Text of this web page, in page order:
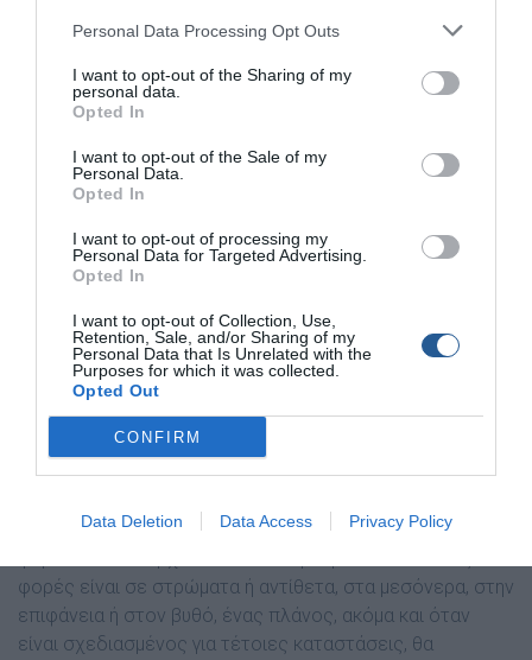
Personal Data Processing Opt Outs
I want to opt-out of the Sharing of my
personal data.
Opted In
I want to opt-out of the Sale of my
Personal Data.
Opted In
I want to opt-out of processing my
Personal Data for Targeted Advertising.
Opted In
I want to opt-out of Collection, Use,
Retention, Sale, and/or Sharing of my
Personal Data that Is Unrelated with the
Purposes for which it was collected.
Opted Out
CONFIRM
Data Deletion Data Access Privacy Policy
βήματα ή την κίνηση Long fall.
Δεν χρειάζεται τίποτα παραπάνω σε αυτές τις
συνθήκες. Αρκεί να έχουμε πέσει σωστά και τα ψάρια θα
ακόμα και δεκάδες μέτρα πάνω από τον βυθό. Στα
κόκκινα αρέσει να κυνηγούν τον πλάνο αρκετά ψηλά,
μαγιάτικα πάνω από τον βυθό.
Βέβαια,αρνητικάπάντα θα υπάρχουν όταν ψάχνουμε τη
λεπτομέρεια. Σε αυτά θα έβαζατο βάρος στην πλώρη
στα μικρά σκάφη
σωστά και να την στηρίξεις, στη θάλασσα πάντα θα
υπάρχει ο φόβος της φθοράς. Ακόμα, ενώ άλλες φορές
σου δίνει την δυνατότητα να ψαρέψεις ξεκούραστα, γιατί
αποτρεπτικός παράγοντας στο να πέσεις κοντά στα
φορές είναι σε στρώματα ή αντίθετα, στα μεσόνερα, στην
επιφάνεια ή στον βυθό, ένας πλάνος, ακόμα και όταν
είναι σχεδιασμένος για τέτοιες καταστάσεις, θα